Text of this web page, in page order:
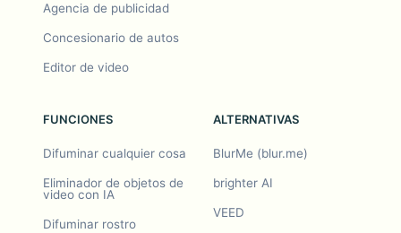
Agencia de publicidad
Concesionario de autos
Editor de video
FUNCIONES
Difuminar cualquier cosa
Eliminador de objetos de
video con IA
Difuminar rostro
ALTERNATIVAS
BlurMe (blur.me)
brighter AI
VEED